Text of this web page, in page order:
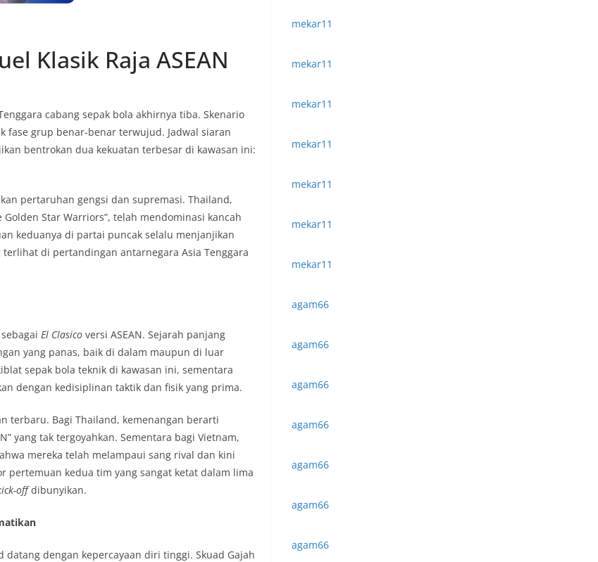
Klasik Raja ASEAN
cabang sepak bola akhirnya tiba. Skenario
fase grup benar-benar terwujud. Jadwal siaran
bentrokan dua kekuatan terbesar di kawasan ini:
pertaruhan gengsi dan supremasi. Thailand,
Golden Star Warriors”, telah mendominasi kancah
keduanya di partai puncak selalu menjanjikan
di pertandingan antarnegara Asia Tenggara
El Clasico versi ASEAN. Sejarah panjang
yang panas, baik di dalam maupun di luar
sepak bola teknik di kawasan ini, sementara
dengan kedisiplinan taktik dan fisik yang prima.
terbaru. Bagi Thailand, kemenangan berarti
yang tak tergoyahkan. Sementara bagi Vietnam,
mereka telah melampaui sang rival dan kini
pertemuan kedua tim yang sangat ketat dalam lima
offdibunyikan.
dengan kepercayaan diri tinggi. Skuad Gajah
mekar11
mekar11
mekar11
mekar11
mekar11
mekar11
mekar11
agam66
agam66
agam66
agam66
agam66
agam66
agam66